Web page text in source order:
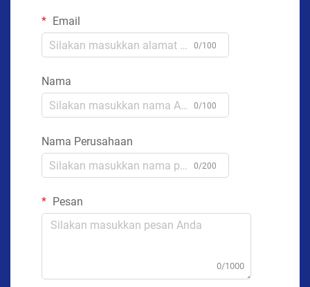
Email
0/100
Nama
0/100
Nama Perusahaan
0/200
Pesan
0/1000